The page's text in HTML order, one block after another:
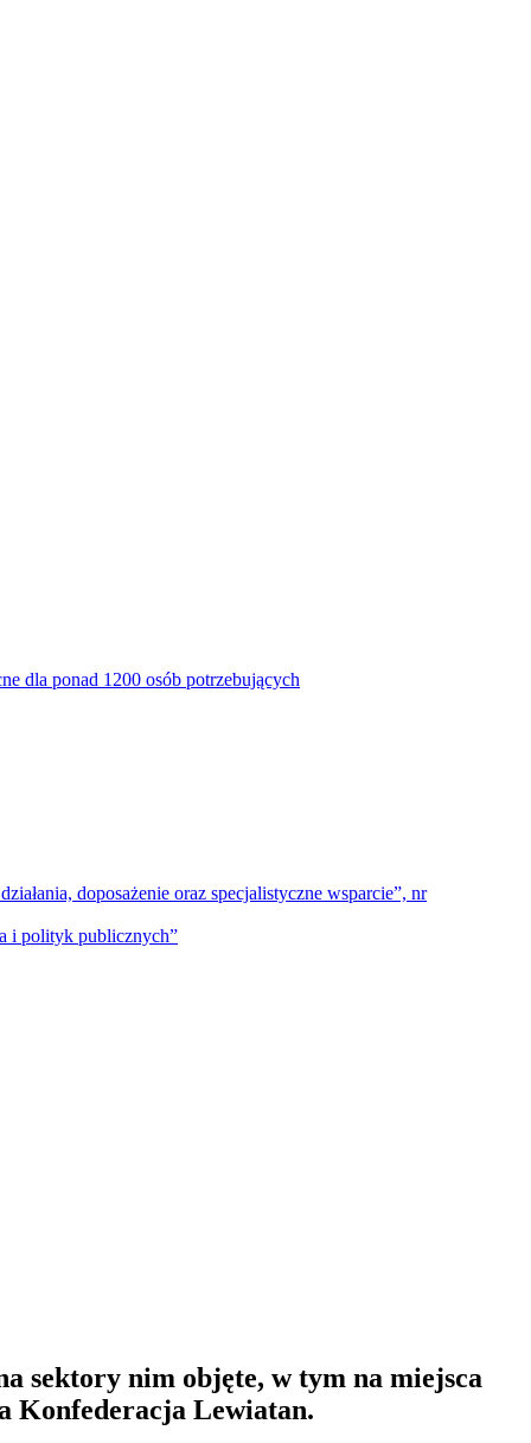
dla ponad 1200 osób potrzebujących
doposażenie oraz specjalistyczne wsparcie”, nr
i polityk publicznych”
sektory nim objęte, w tym na miejsca
Konfederacja Lewiatan.